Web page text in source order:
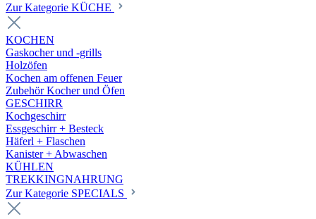
Zur Kategorie KÜCHE
KOCHEN
Gaskocher und -grills
Holzöfen
Kochen am offenen Feuer
Zubehör Kocher und Öfen
GESCHIRR
Kochgeschirr
Essgeschirr + Besteck
Häferl + Flaschen
Kanister + Abwaschen
KÜHLEN
TREKKINGNAHRUNG
Zur Kategorie SPECIALS